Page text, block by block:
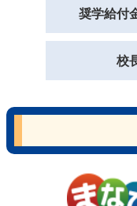
奨学給付
校